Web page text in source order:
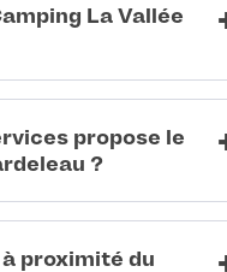
La Vallée
propose le
?
proximité du